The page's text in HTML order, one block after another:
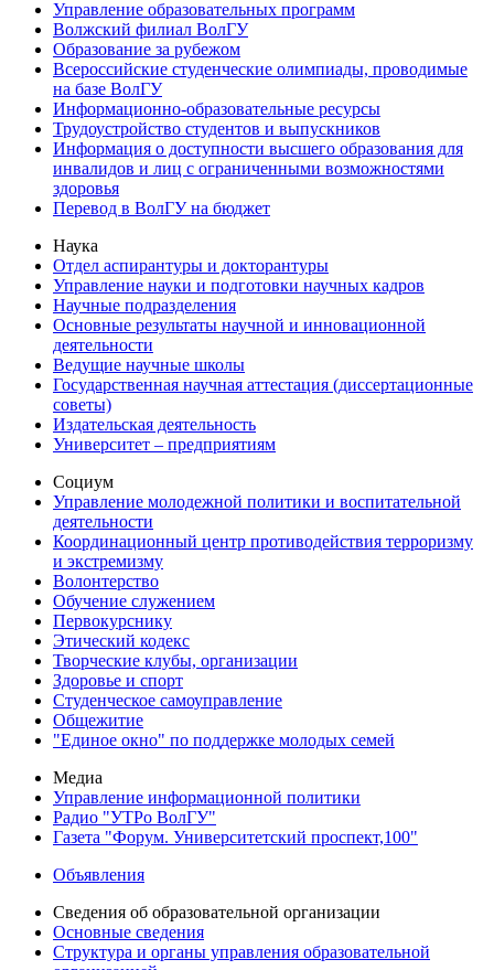
Управление образовательных программ
Волжский филиал ВолГУ
Образование за рубежом
Всероссийские студенческие олимпиады, проводимые
на базе ВолГУ
Информационно-образовательные ресурсы
Трудоустройство студентов и выпускников
Информация о доступности высшего образования для
инвалидов и лиц с ограниченными возможностями
здоровья
Перевод в ВолГУ на бюджет
Наука
Отдел аспирантуры и докторантуры
Управление науки и подготовки научных кадров
Научные подразделения
Основные результаты научной и инновационной
деятельности
Ведущие научные школы
Государственная научная аттестация (диссертационные
советы)
Издательская деятельность
Университет – предприятиям
Социум
Управление молодежной политики и воспитательной
деятельности
Координационный центр противодействия терроризму
и экстремизму
Волонтерство
Обучение служением
Первокурснику
Этический кодекс
Творческие клубы, организации
Здоровье и спорт
Студенческое самоуправление
Общежитие
"Единое окно" по поддержке молодых семей
Медиа
Управление информационной политики
Радио "УТРо ВолГУ"
Газета "Форум. Университетский проспект,100"
Объявления
Сведения об образовательной организации
Основные сведения
Структура и органы управления образовательной